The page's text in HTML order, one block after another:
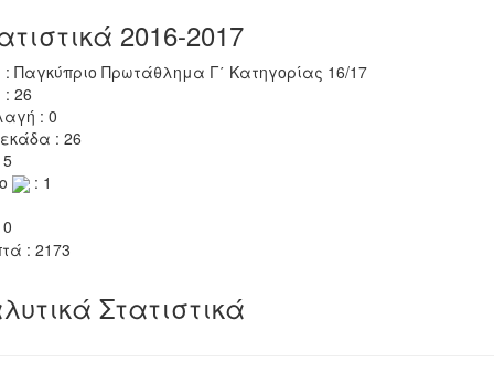
2016-2017
: Παγκύπριο Πρωτάθλημα Γ΄ Κατηγορίας 16/17
26
: 0
: 26
: 1
: 2173
Στατιστικά